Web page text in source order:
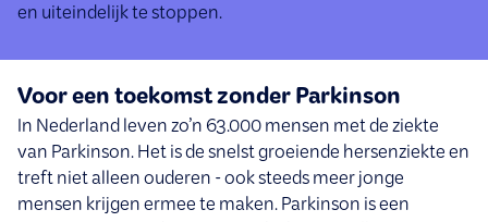
en uiteindelijk te stoppen.
Voor een toekomst zonder Parkinson
In Nederland leven zo’n 63.000 mensen met de ziekte
van Parkinson. Het is de snelst groeiende hersenziekte en
treft niet alleen ouderen - ook steeds meer jonge
mensen krijgen ermee te maken. Parkinson is een